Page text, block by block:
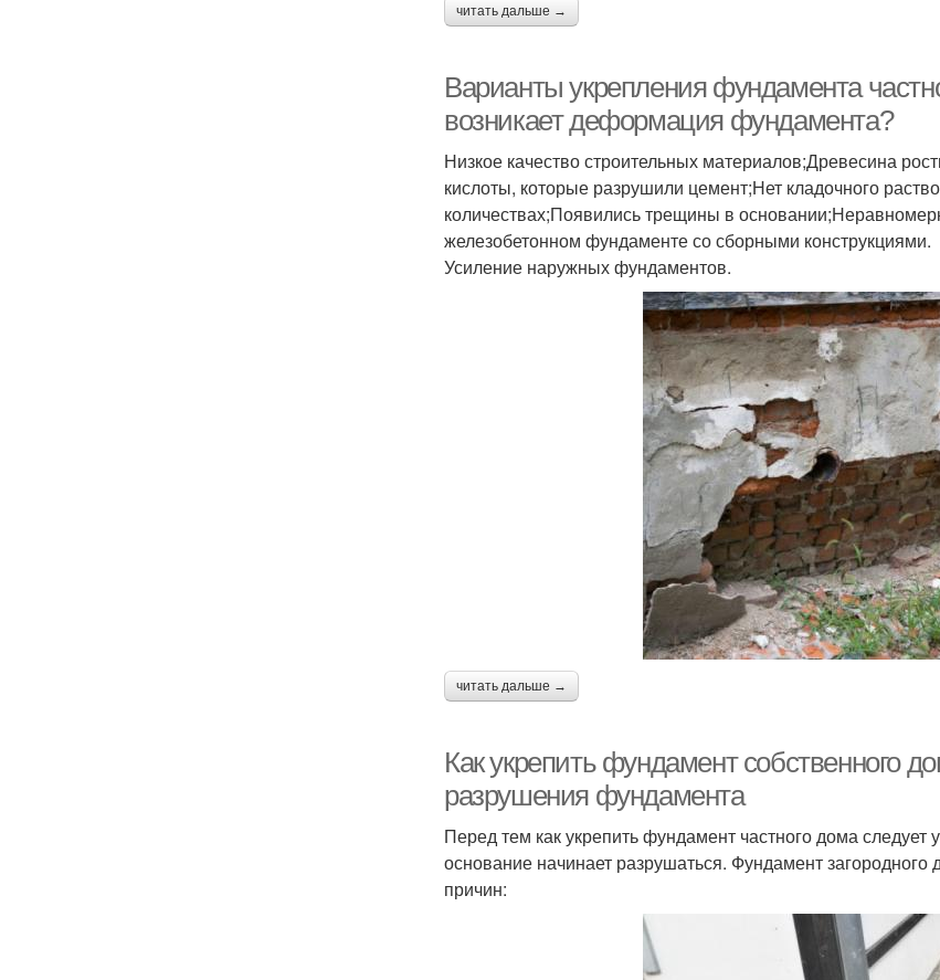
читать дальше →
Варианты укрепления фундамента
возникает деформация фундамента?
Низкое качество строительных материалов;Древесина
кислоты, которые разрушили цемент;Нет кладочного
количествах;Появились трещины в
железобетонном фундаменте со сборными конструкциями.
Усиление наружных фундаментов.
читать дальше →
Как укрепить фундамент собственного
разрушения фундамента
Перед тем как укрепить фундамент частного дома
основание начинает разрушаться. Фундамент
причин: